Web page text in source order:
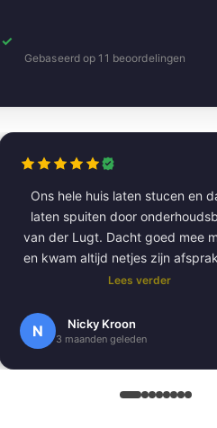
✓
Gebaseerd op 11 beoordelingen
Ons hele huis laten stucen en
laten spuiten door
van der Lugt. Dacht goed mee
en kwam altijd netjes zijn
De volgende klus hebben we al
Nogmaals bedankt.
Lees verder
N Nicky Kroon
3 maanden geleden